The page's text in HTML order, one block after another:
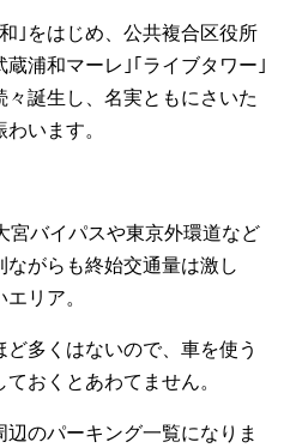
｣をはじめ、公共複合区役所
浦和マーレ｣｢ライブタワー｣
々誕生し、名実ともにさいた
います。
宮バイパスや東京外環道など
がらも終始交通量は激し
リア。
多くはないので、車を使う
おくとあわてません。
のパーキング一覧になりま